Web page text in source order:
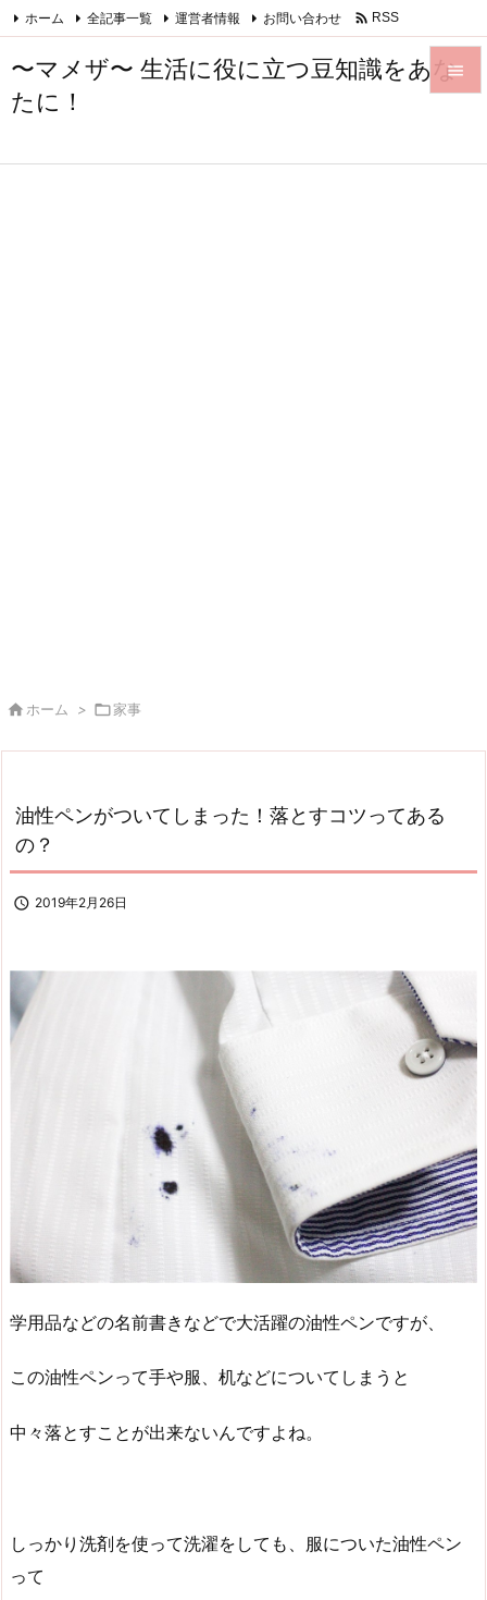
〜マメザ〜 生活に役に立つ豆知識をあな
たに！


ホーム 全記事一覧 運営者情報 お問い合わせ  RSS
 ホーム > 家事
油性ペンがついてしまった！落とすコツってある
の？
 2019年2月26日
学用品などの名前書きなどで大活躍の油性ペンですが、
この油性ペンって手や服、机などについてしまうと
中々落とすことが出来ないんですよね。
しっかり洗剤を使って洗濯をしても、服についた油性ペン
って